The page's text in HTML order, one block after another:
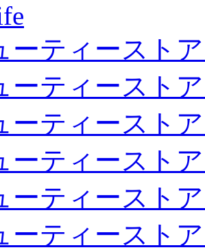
ーティースト
ーティースト
ーティースト
ーティースト
ーティースト
ーティースト